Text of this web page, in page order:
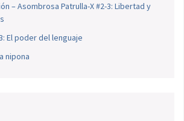
– Asombrosa Patrulla-X #2-3: Libertad y
El poder del lenguaje
nipona